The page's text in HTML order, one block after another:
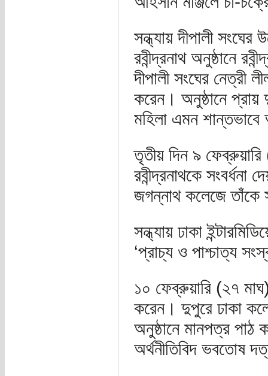
সন্ধ্যায় দীপালী
রবীন্দ্রনাথ অনুষ্ঠানে
দীপালী সংঘের নেত্রী
করেন। অনুষ্ঠানে প্রায়
মহিলা এমন
তৃতীয় দিন ৯ ফেব্রুয়ারি
রবীন্দ্রনাথকে সংবর্ধনা
জগন্নাথ কলেজে তাঁকে
সন্ধ্যায় ঢাকা
‘প্রাচ্য ও পাশ্চাত্য
১০ ফেব্রুয়ারি (২৭ মাঘ)
করেন। দুপুরে ঢাকা
অনুষ্ঠানে মানপত্র পাঠ
অর্থনীতিবিদ ভবতোষ